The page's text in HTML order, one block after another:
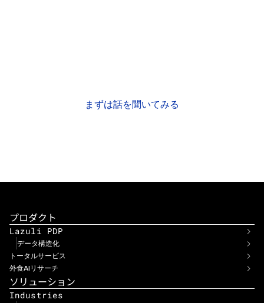
まずは話を聞いてみる
プロダクト
Lazuli PDP
データ構造化
トータルサービス
外食AIリサーチ
ソリューション
Industries